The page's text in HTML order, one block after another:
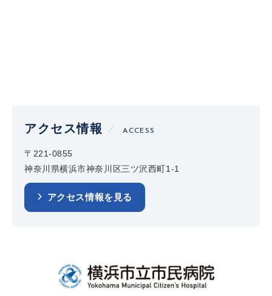
アクセス情報 ACCESS
〒221-0855
神奈川県横浜市神奈川区三ツ沢西町1-1
アクセス情報を見る